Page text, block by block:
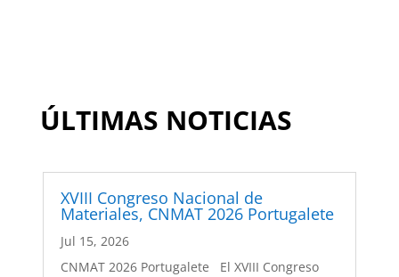
ÚLTIMAS NOTICIAS
XVIII Congreso Nacional de
Materiales, CNMAT 2026 Portugalete
Jul 15, 2026
CNMAT 2026 Portugalete El XVIII Congreso